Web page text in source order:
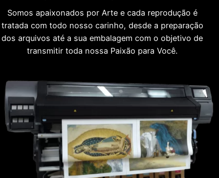
Somos apaixonados por Arte e cada reprodução é
tratada com todo nosso carinho, desde a preparação
dos arquivos até a sua embalagem com o objetivo de
transmitir toda nossa Paixão para Você.